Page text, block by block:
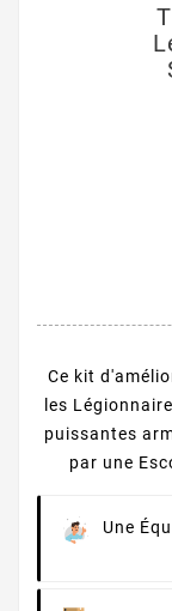
Ce kit
les
puissantes
par une
Une